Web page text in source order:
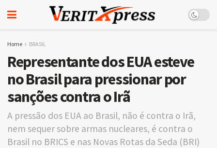
Home BRASIL
Representante dos EUA esteve
no Brasil para pressionar por
sanções contra o Irã
A pressão dos EUA ao Brasil, não é contra o Irã,
nem sequer sobre armas nucleares, é contra o
Brasil no BRICS e nas Novas Rotas da Seda (BRI)